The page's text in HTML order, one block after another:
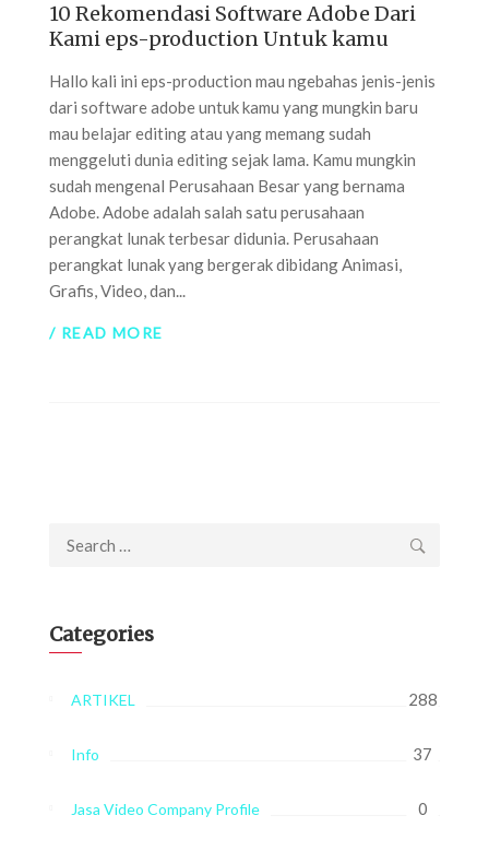
10 Rekomendasi Software Adobe Dari
Kami eps-production Untuk kamu
Hallo kali ini eps-production mau ngebahas jenis-jenis
dari software adobe untuk kamu yang mungkin baru
mau belajar editing atau yang memang sudah
menggeluti dunia editing sejak lama. Kamu mungkin
sudah mengenal Perusahaan Besar yang bernama
Adobe. Adobe adalah salah satu perusahaan
perangkat lunak terbesar didunia. Perusahaan
perangkat lunak yang bergerak dibidang Animasi,
Grafis, Video, dan...
/ READ MORE
Search
Categories
ARTIKEL 288
Info 37
Jasa Video Company Profile 0